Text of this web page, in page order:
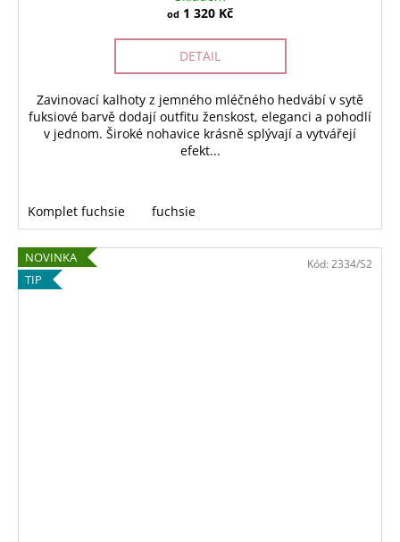
od 1 320 Kč
DETAIL
Zavinovací kalhoty z jemného mléčného hedvábí v sytě
fuksiové barvě dodají outfitu ženskost, eleganci a pohodlí
v jednom. Široké nohavice krásně splývají a vytvářejí
efekt...
Komplet fuchsie fuchsie
NOVINKA
TIP
Kód: 2334/S2